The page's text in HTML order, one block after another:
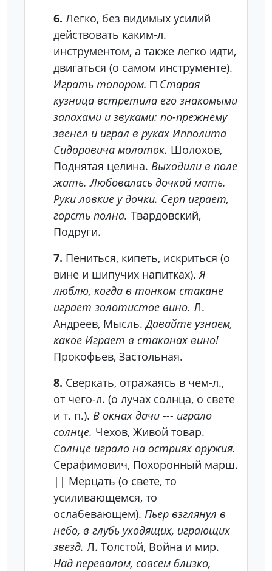
6. Легко, без видимых усилий
действовать каким-л.
инструментом, а также легко идти,
двигаться (о самом инструменте).
Играть топором. □ Старая
кузница встретила его знакомыми
запахами и звуками: по-прежнему
звенел и играл в руках Ипполита
Сидоровича молоток. Шолохов,
Поднятая целина. Выходили в поле
жать. Любовалась дочкой мать.
Руки ловкие у дочки. Серп играет,
горсть полна. Твардовский,
Подруги.
7. Пениться, кипеть, искриться (о
вине и шипучих напитках).Я
люблю, когда в тонком стакане
играет золотистое вино. Л.
Андреев, Мысль.Давайте узнаем,
какое Играет в стаканах вино!
Прокофьев, Застольная.
8. Сверкать, отражаясь в чем-л.,
от чего-л. (о лучах солнца, о свете
и т. п.). В окнах дачи --- играло
солнце. Чехов, Живой товар.
Солнце играло на остриях оружия.
Серафимович, Похоронный марш.
|| Мерцать (о свете, то
усиливающемся, то
ослабевающем). Пьер взглянул в
небо, в глубь уходящих, играющих
звезд. Л. Толстой, Война и мир.
Над перевалом, совсем близко,